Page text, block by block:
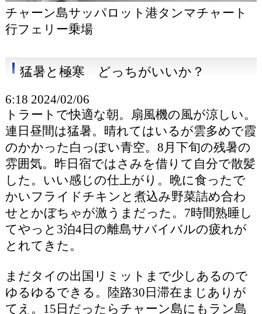
チャーン島サッパロット港タンマチャート
行フェリー乗場
猛暑と極寒 どっちがいいか？
6:18 2024/02/06
トラートで快適な朝。扇風機の風が涼しい。
連日昼間は猛暑。晴れてはいるが雲多めで霞
のかかった白っぽい青空。8月下旬の残暑の
雰囲気。昨日宿ではさみを借りて自分で散髪
した。いい感じの仕上がり。晩に食ったで
かいフライドチキンと煮込み野菜詰め合わ
せとかぼちゃが激うまだった。7時間熟睡し
てやっと3泊4日の離島サバイバルの疲れが
とれてきた。
まだタイの出国リミットまで少しあるので
ゆるゆるできる。陸路30日滞在まじありが
てえ。15日だったらチャーン島にもラン島